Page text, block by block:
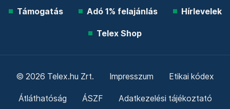
Támogatás Adó 1% felajánlás Hírlevelek
Telex Shop
© 2026 Telex.hu Zrt. Impresszum Etikai kódex
Átláthatóság ÁSZF Adatkezelési tájékoztató